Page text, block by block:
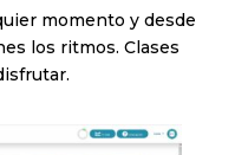
momento y desde
los ritmos. Clases